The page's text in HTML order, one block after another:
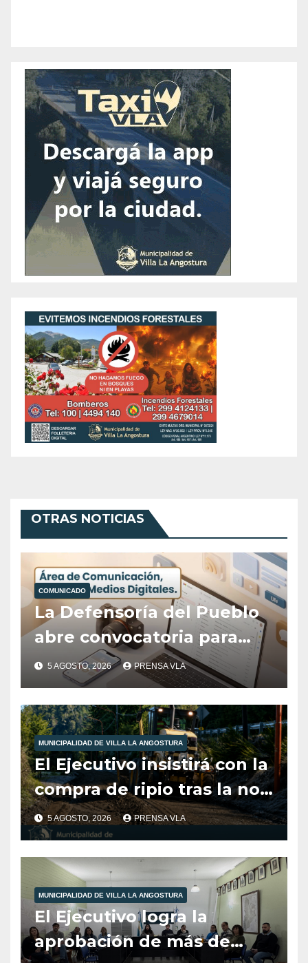
OTRAS NOTICIAS
COMUNICADO
La Defensoría del Pueblo
abre convocatoria para
cubrir el área de
Comunicación, Prensa y
Medios Digitales
5 AGOSTO, 2026 PRENSA VLA
MUNICIPALIDAD DE VILLA LA ANGOSTURA
El Ejecutivo insistirá con la
compra de ripio tras la no
aprobación del Concejo en
2025.
5 AGOSTO, 2026 PRENSA VLA
MUNICIPALIDAD DE VILLA LA ANGOSTURA
El Ejecutivo logra la
aprobación de más de